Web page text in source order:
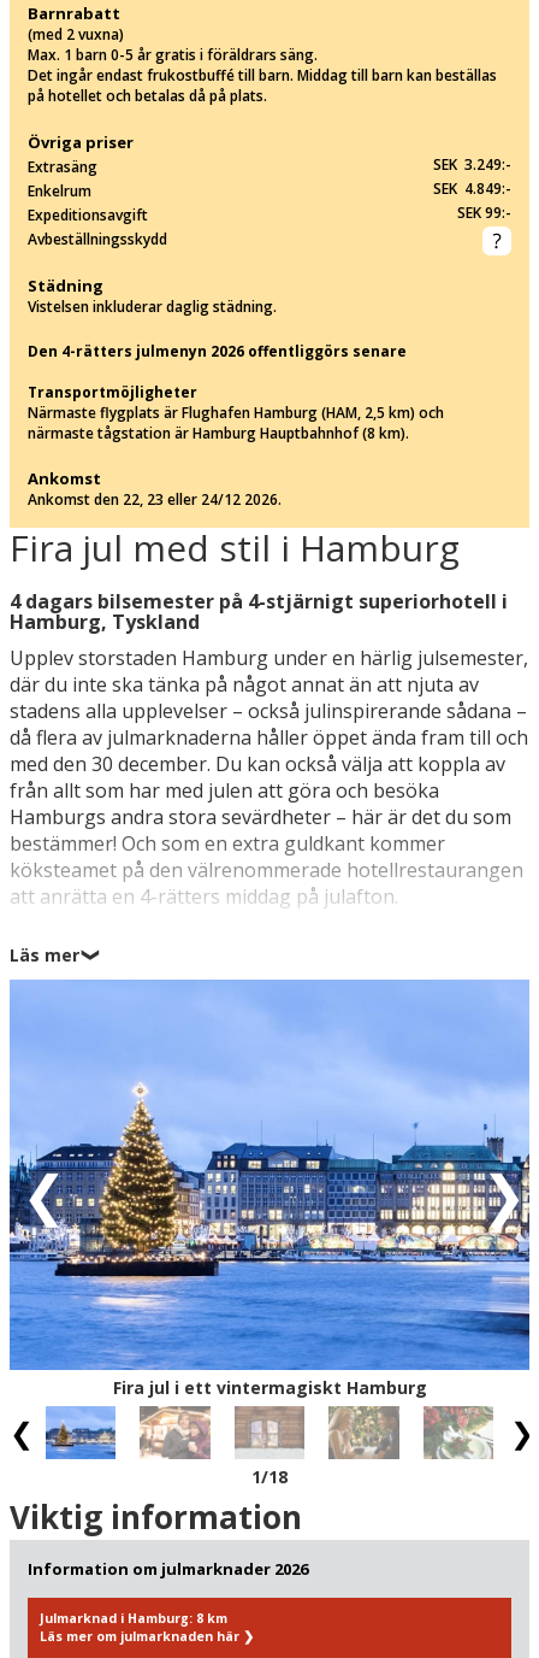
Fira jul med stil i Hamburg
4 dagars bilsemester på 4-stjärnigt superiorhotell i
Hamburg, Tyskland
Upplev storstaden Hamburg under en härlig julsemester,
där du inte ska tänka på något annat än att njuta av
stadens alla upplevelser – också julinspirerande sådana –
då flera av julmarknaderna håller öppet ända fram till och
med den 30 december. Du kan också välja att koppla av
från allt som har med julen att göra och besöka
Hamburgs andra stora sevärdheter – här är det du som
bestämmer! Och som en extra guldkant kommer
köksteamet på den välrenommerade hotellrestaurangen
att anrätta en 4-rätters middag på julafton.
Du bor på ett 4-stjärnigt hotell med fina faciliteter, bland
annat finns här en stor och härlig SPA-avdelning som du
att du enkelt kan ta dig in till hjärtat av hamnstaden
Hamburg under din julsemester.
Tillbringa din julsemester med att gå på upptäcktsfärd i
historien med allt från sevärdheterna i Hamburgs
imponerande Gamla stan, där du bland annat hittar det
gigantiska rådhuset i nyrenässansstil, till de övertäckta
inköpsarkaderna med Paris som förebild. Upplev också
de senaste uppsättningarna av musikaler och pjäser i
nöjeskvarteret St. Pauli. Hamburg har allt, dessutom i en
koncentrerad storstadsform, vilket gör staden till den
perfekta platsen för en avkopplande julsemester med
möjlighet för massor av stämningsfulla upplevelser. Ha
en riktigt god jul i Hamburg!
Läs mer❯
Fira jul i ett vintermagiskt Hamburg
1/18
Viktig information
Information om julmarknader 2026
Julmarknad i Hamburg: 8 km
Läs mer om julmarknaden här ❯
Barnrabatt
(med 2 vuxna)
Max. 1 barn 0-5 år gratis i föräldrars säng.
Det ingår endast frukostbuffé till barn. Middag till barn kan beställas
på hotellet och betalas då på plats.
Övriga priser
Extrasäng
SEK 3.249:-
Enkelrum
SEK 4.849:-
Expeditionsavgift
SEK 99:-
Avbeställningsskydd
Städning
Vistelsen inkluderar daglig städning.
Den 4-rätters julmenyn 2026 offentliggörs senare
Transportmöjligheter
Närmaste flygplats är Flughafen Hamburg (HAM, 2,5 km) och
närmaste tågstation är Hamburg Hauptbahnhof (8 km).
Ankomst
Ankomst den 22, 23 eller 24/12 2026.